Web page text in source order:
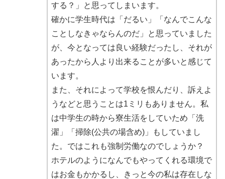
する？」と思ってしまいます。
確かに学生時代は「だるい」「 なんでこんな
ことしなきゃならんのだ」と思っていました
が、 今となっては良い経験だったし、 それが
あったから人より出来ることが多いと感じて
います。
また、それによって学校を恨んだり、 訴えよ
うなどと思うことは1ミリもありません。 私
は中学生の時から寮生活をしていため「洗
濯」「掃除(公共の場含め)」もしていまし
た。 ではこれも強制労働なのでしょうか？
ホテルのようになんでもやってくれる環境で
はお金もかかるし、
きっと今の私は存在しな